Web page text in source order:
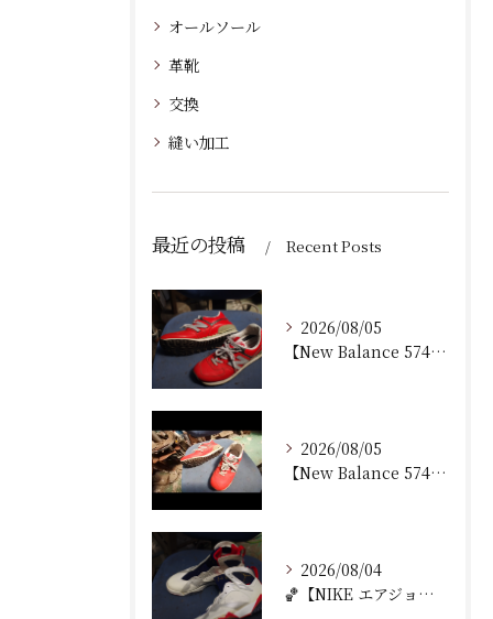
オールソール
革靴
交換
縫い加工
最近の投稿 Recent Posts
2026/08/05
【New Balance 574 修理｜加水分解したウェッジ...
2026/08/05
【New Balance 574 修理｜ウェッジヒール加水分...
2026/08/04
🏀【NIKE エアジョーダン7 加水分解修理｜ミッドソール交...